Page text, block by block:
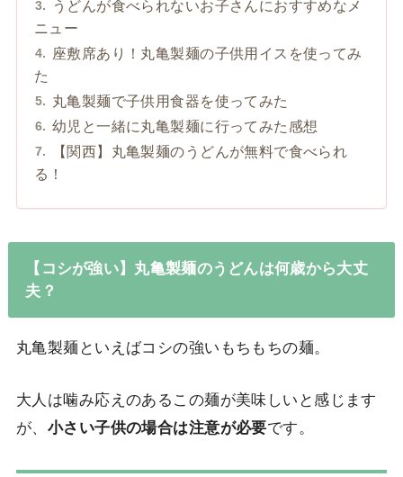
うどんが食べられないお子さんにおすすめなメ
ニュー
座敷席あり！丸亀製麺の子供用イスを使ってみ
た
丸亀製麺で子供用食器を使ってみた
幼児と一緒に丸亀製麺に行ってみた感想
【関西】丸亀製麺のうどんが無料で食べられ
る！
【コシが強い】丸亀製麺のうどんは何歳から大丈
夫？
丸亀製麺といえばコシの強いもちもちの麺。
大人は噛み応えのあるこの麺が美味しいと感じます
が、 小さい子供の場合は注意が必要です。